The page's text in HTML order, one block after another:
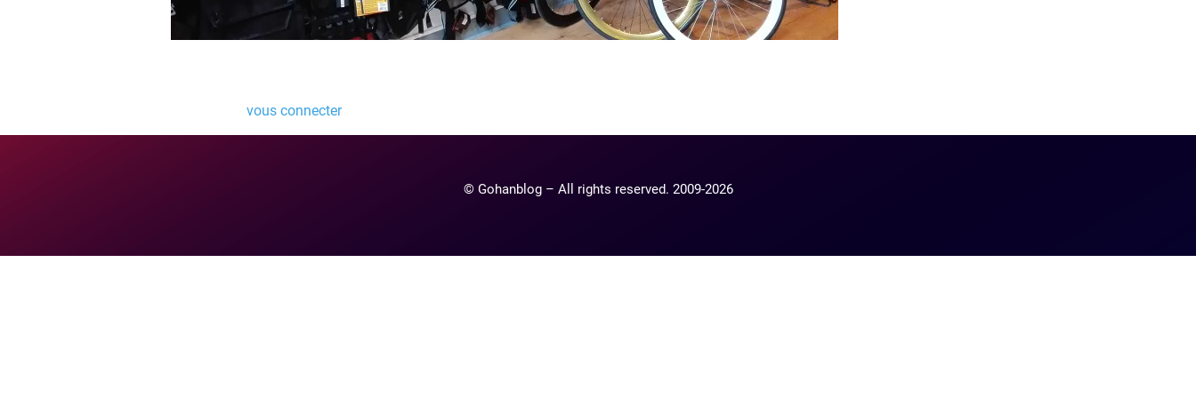
vous connecterpour publier un commentaire.
© Gohanblog – All rights reserved. 2009-2026